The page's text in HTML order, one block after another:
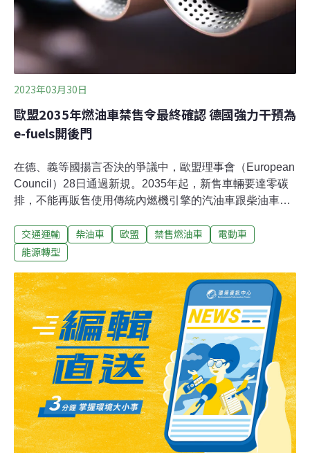
2023年03月30日
歐盟2035年燃油車禁售令最終確認 德國強力干預為
e-fuels開後門
在德、義等國揚言否決的爭議中，歐盟理事會（European
Council）28日通過新規。2035年起，新售車輛要達零碳
排，不能再販售使用傳統內燃機引擎的汽油車跟柴油車。
銷售。理事會是決策程序的最後一步，禁售燃油車政策正
式「拍板」，新法規將發布在歐盟官方公報，並在發布後
交通運輸約占歐盟碳排放的1/4。歐盟執委會（European
Commission）於2021年提出禁售新燃油車政策，要求
2030年起新售車輛的二氧化碳排放量要比2021年削減
55%，在2035年新售車都要零碳排，屆時將無法再販售汽
油車與柴油車。
交通運輸 柴油車 歐盟 禁售燃油車
電動車
能源轉型